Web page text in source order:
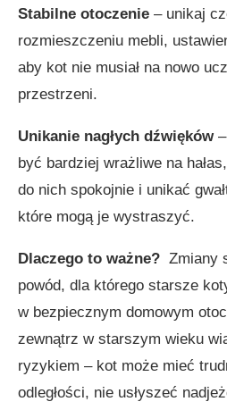
Stabilne otoczenie – unikaj
rozmieszczeniu mebli,
aby kot nie musiał na nowo
przestrzeni.
Unikanie nagłych dźwięków–
być bardziej wrażliwe na
do nich spokojnie i unikać
które mogą je wystraszyć.
Dlaczego to ważne? Zmiany
powód, dla którego starsze
w bezpiecznym domowym
zewnątrz w starszym wieku
ryzykiem – kot może mieć
odległości, nie usłyszeć